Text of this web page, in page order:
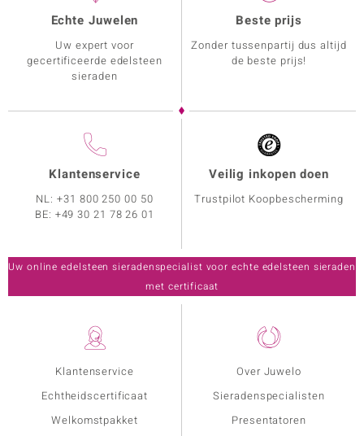
Klantenservice
Echtheidscertificaat
Welkomstpakket
Over Juwelo
Sieradenspecialisten
Presentatoren
Echte Juwelen
Uw expert voor
gecertificeerde edelsteen
sieraden
Beste prijs
Zonder tussenpartij dus altijd
de beste prijs!
Klantenservice
NL:+31 800 250 00 50
BE: +49 30 21 78 26 01
Veilig inkopen doen
Trustpilot Koopbescherming
Uw online edelsteen sieradenspecialist voor echte edelsteen sieraden
met certificaat